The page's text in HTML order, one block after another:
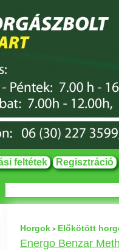
feltétek Regisztráció
Horgok > Előkötött
Energo Benzar